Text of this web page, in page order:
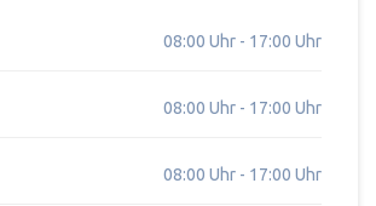
08:00 Uhr - 17:00 Uhr
08:00 Uhr - 17:00 Uhr
08:00 Uhr - 17:00 Uhr